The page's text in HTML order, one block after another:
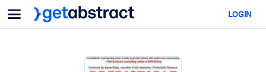
Menu
For Teams & Leaders
For AI Systems
LOGIN